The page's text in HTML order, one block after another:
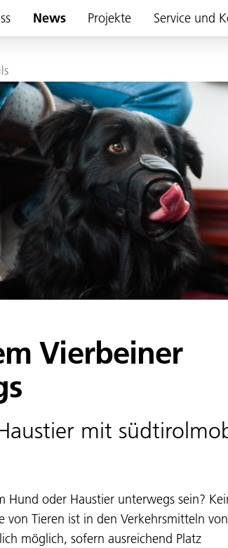
News Projekte Service und
Vierbeiner
mit
Hund oder Haustier unterwegs sein?
von Tieren ist in den Verkehrsmitteln von
möglich, sofern ausreichend Platz